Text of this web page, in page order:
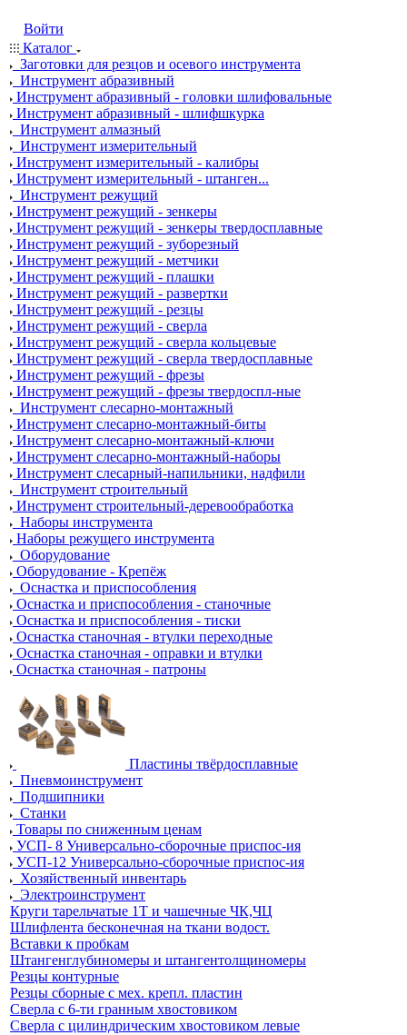
Войти
Каталог
Заготовки для резцов и осевого инструмента
Инструмент абразивный
Инструмент абразивный - головки шлифовальные
Инструмент абразивный - шлифшкурка
Инструмент алмазный
Инструмент измерительный
Инструмент измерительный - калибры
Инструмент измерительный - штанген...
Инструмент режущий
Инструмент режущий - зенкеры
Инструмент режущий - зенкеры твердосплавные
Инструмент режущий - зуборезный
Инструмент режущий - метчики
Инструмент режущий - плашки
Инструмент режущий - развертки
Инструмент режущий - резцы
Инструмент режущий - сверла
Инструмент режущий - сверла кольцевые
Инструмент режущий - сверла твердосплавные
Инструмент режущий - фрезы
Инструмент режущий - фрезы твердоспл-ные
Инструмент слесарно-монтажный
Инструмент слесарно-монтажный-биты
Инструмент слесарно-монтажный-ключи
Инструмент слесарно-монтажный-наборы
Инструмент слесарный-напильники, надфили
Инструмент строительный
Инструмент строительный-деревообработка
Наборы инструмента
Наборы режущего инструмента
Оборудование
Оборудование - Крепёж
Оснастка и приспособления
Оснастка и приспособления - станочные
Оснастка и приспособления - тиски
Оснастка станочная - втулки переходные
Оснастка станочная - оправки и втулки
Оснастка станочная - патроны
Пластины твёрдосплавные
Пневмоинструмент
Подшипники
Станки
Товары по сниженным ценам
УСП- 8 Универсально-сборочные приспос-ия
УСП-12 Универсально-сборочные приспос-ия
Хозяйственный инвентарь
Электроинструмент
Круги тарельчатые 1Т и чашечные ЧК,ЧЦ
Шлифлента бесконечная на ткани водост.
Вставки к пробкам
Штангенглубиномеры и штангентолщиномеры
Резцы контурные
Резцы сборные с мех. крепл. пластин
Сверла с 6-ти гранным хвостовиком
Сверла с цилиндрическим хвостовиком левые